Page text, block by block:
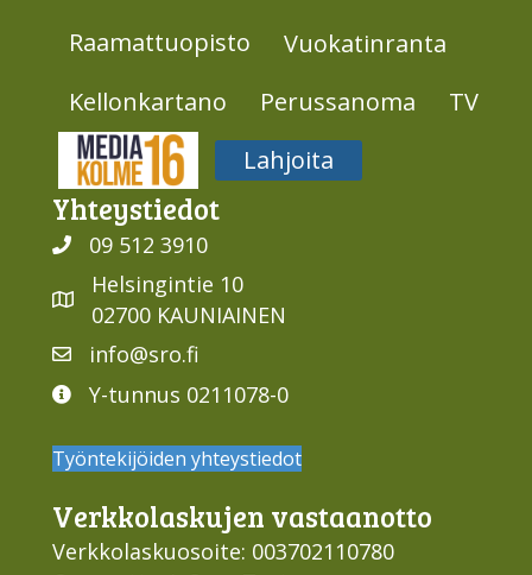
Raamattuopisto
Vuokatinranta
Kellonkartano
Perussanoma
TV
Media316
Lahjoita
Yhteys­tiedot
09 512 3910
Helsingintie 10
02700 KAUNIAINEN
info@sro.fi
Y-tunnus 0211078-0
Työntekijöiden yhteystiedot
Verkko­laskujen vastaan­otto
Verkkolaskuosoite: 003702110780